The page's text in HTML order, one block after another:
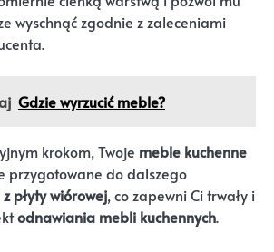
wyschnąć zgodnie z zaleceniami
Gdzie wyrzucić meble?
krokom, Twoje meble kuchenne
przygotowane do dalszego
płyty wiórowej, co zapewni Ci trwały i
odnawiania mebli kuchennych.